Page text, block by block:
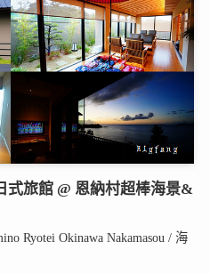
式旅館 @ 恩納村超棒海景&
Ryotei Okinawa Nakamasou / 海